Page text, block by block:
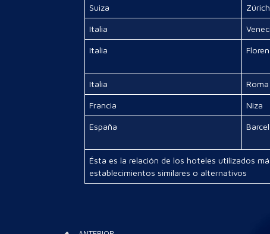
Suiza Zúrich
Italia
Italia
Italia Roma
Francia Niza
España
Ésta es la relación de los hoteles utilizados
establecimientos similares o alternativos